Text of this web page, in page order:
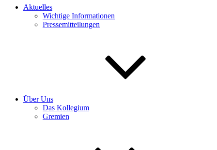
Aktuelles
Wichtige Informationen
Pressemitteilungen
Über Uns
Das Kollegium
Gremien